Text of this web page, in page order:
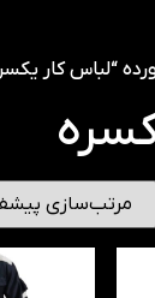
“لباس کار